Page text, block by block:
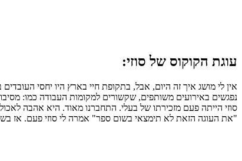
עוגת הקוקוס של סוזי:
אין לי מושג איך זה היום, אבל, בתקופת חיי בארץ היו יחסי
נפגשים באירועים משותפים, שקשורים למקומות העבודה כמו:
סוזי הייתה פעם מזכירתו של בעלי. התחברנו מאוד. היא אהבה
"את העוגה הזאת לא תימצאי בשום ספר" אמרה לי סוזי פעם. אז